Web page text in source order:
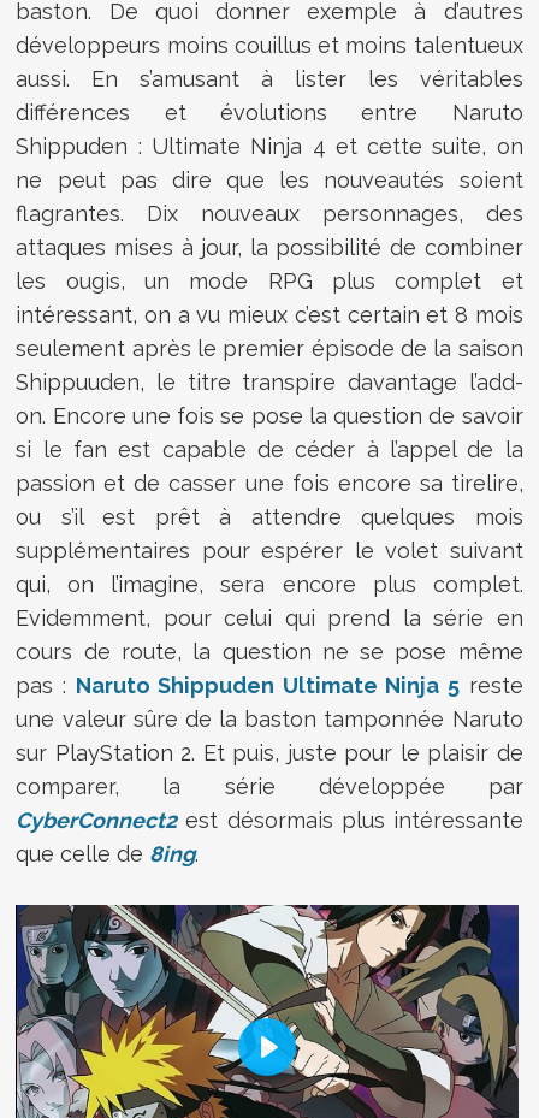
baston. De quoi donner exemple à d’autres
développeurs moins couillus et moins talentueux
aussi. En s’amusant à lister les véritables
différences et évolutions entre Naruto
Shippuden : Ultimate Ninja 4 et cette suite, on
ne peut pas dire que les nouveautés soient
flagrantes. Dix nouveaux personnages, des
attaques mises à jour, la possibilité de combiner
les ougis, un mode RPG plus complet et
intéressant, on a vu mieux c’est certain et 8 mois
seulement après le premier épisode de la saison
Shippuuden, le titre transpire davantage l’add-
on. Encore une fois se pose la question de savoir
si le fan est capable de céder à l’appel de la
passion et de casser une fois encore sa tirelire,
ou s’il est prêt à attendre quelques mois
supplémentaires pour espérer le volet suivant
qui, on l’imagine, sera encore plus complet.
Evidemment, pour celui qui prend la série en
cours de route, la question ne se pose même
pas : Naruto Shippuden Ultimate Ninja 5reste
une valeur sûre de la baston tamponnée Naruto
sur PlayStation 2. Et puis, juste pour le plaisir de
comparer, la série développée par
CyberConnect2est désormais plus intéressante
que celle de 8ing.